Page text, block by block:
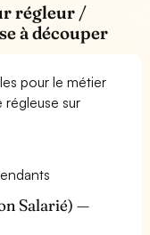
régleur /
à découper
pour le métier
sur
Salarié) —